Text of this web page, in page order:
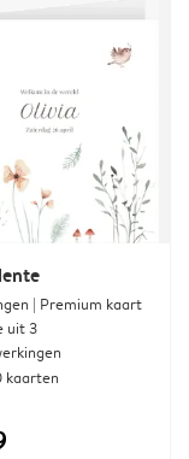
| Premium kaart
uit 3
kaarten